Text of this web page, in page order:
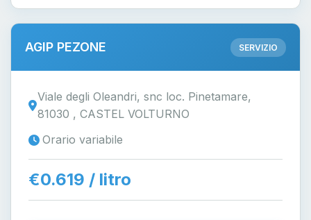
AGIP PEZONE SERVIZIO
Viale degli Oleandri, snc loc. Pinetamare,
81030 , CASTEL VOLTURNO
Orario variabile
€0.619 / litro